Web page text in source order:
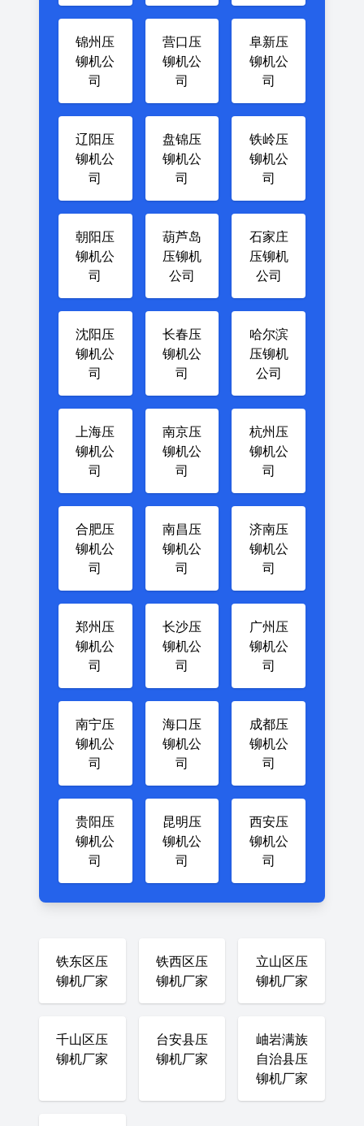
锦州压
铆机公
司
营口压
铆机公
司
阜新压
铆机公
司
辽阳压
铆机公
司
盘锦压
铆机公
司
铁岭压
铆机公
司
朝阳压
铆机公
司
葫芦岛
压铆机
公司
石家庄
压铆机
公司
沈阳压
铆机公
司
长春压
铆机公
司
哈尔滨
压铆机
公司
上海压
铆机公
司
南京压
铆机公
司
杭州压
铆机公
司
合肥压
铆机公
司
南昌压
铆机公
司
济南压
铆机公
司
郑州压
铆机公
司
长沙压
铆机公
司
广州压
铆机公
司
南宁压
铆机公
司
海口压
铆机公
司
成都压
铆机公
司
贵阳压
铆机公
司
昆明压
铆机公
司
西安压
铆机公
司
铁东区压
铆机厂家
铁西区压
铆机厂家
立山区压
铆机厂家
千山区压
铆机厂家
台安县压
铆机厂家
岫岩满族
自治县压
铆机厂家